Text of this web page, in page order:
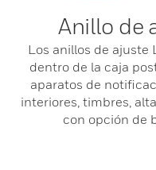
Anillo de
Los anillos de ajuste
dentro de la caja
aparatos de
interiores, timbres,
con opción de